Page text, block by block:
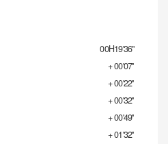
00H19'36''
+ 00'07''
+ 00'22''
+ 00'32''
+ 00'49''
+ 01'32''